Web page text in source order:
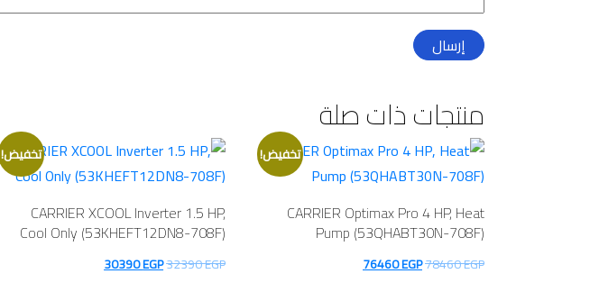
منتجات ذات صلة
تخفيض!
CARRIER Optimax Pro 4 HP, Heat
Pump (53QHABT30N-708F)
78460EGP
السعر76460EGP
تخفيض!
CARRIER XCOOL Inverter 1.5 HP,
Cool Only (53KHEFT12DN8-708F)
32390EGP
السعر30390EGP
السعر